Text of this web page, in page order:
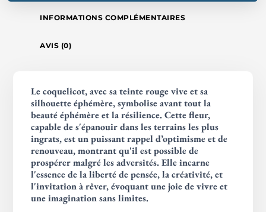
INFORMATIONS COMPLÉMENTAIRES
AVIS (0)
Le coquelicot, avec sa teinte rouge vive et sa
silhouette éphémère, symbolise avant tout la
beauté éphémère et la résilience. Cette fleur,
capable de s'épanouir dans les terrains les plus
ingrats, est un puissant rappel d’optimisme et de
renouveau, montrant qu'il est possible de
prospérer malgré les adversités. Elle incarne
l'essence de la liberté de pensée, la créativité, et
l'invitation à rêver, évoquant une joie de vivre et
une imagination sans limites.